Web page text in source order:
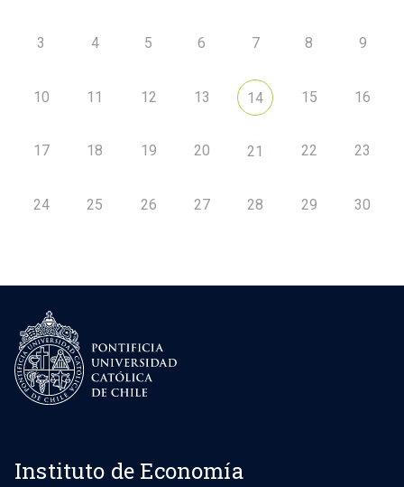
3 4 5 6 7 8 9
10 11 12 13 14 15 16
17 18 19 20 21 22 23
24 25 26 27 28 29 30
Instituto de Economía